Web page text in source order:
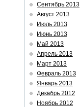
Сентябрь 2013
Август 2013
Июль 2013
Июнь 2013
Май 2013
Апрель 2013
Март 2013
Февраль 2013
Январь 2013
Декабрь 2012
Ноябрь 2012